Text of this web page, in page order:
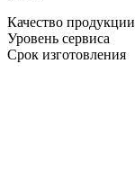
Качество продукции
Уровень сервиса
Срок изготовления